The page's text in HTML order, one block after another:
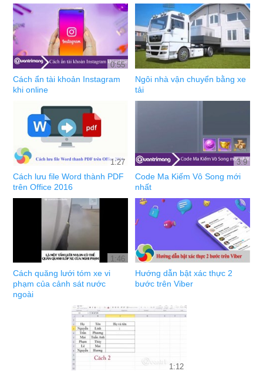
0:55
Cách ẩn tài khoản Instagram
khi online
Ngôi nhà vận chuyển bằng xe
tải
1:27
Cách lưu file Word thành PDF
trên Office 2016
3:9
Code Ma Kiếm Vô Song mới
nhất
1:46
Cách quăng lưới tóm xe vi
phạm của cảnh sát nước
ngoài
Hướng dẫn bật xác thực 2
bước trên Viber
1:12